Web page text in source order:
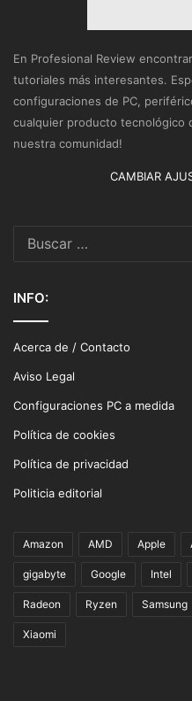
En Profesional Review
tutoriales más interesantes.
configuraciones de PC,
cualquier producto tecnológico
nuestra comunidad!
CAMBIAR
INFO:
Acerca de / Contacto
Aviso Legal
Configuraciones PC a medida
Política de cookies
Política de privacidad
Politicia editorial
Amazon AMD Apple
gigabyte Google Intel
Radeon Ryzen Samsung
Xiaomi